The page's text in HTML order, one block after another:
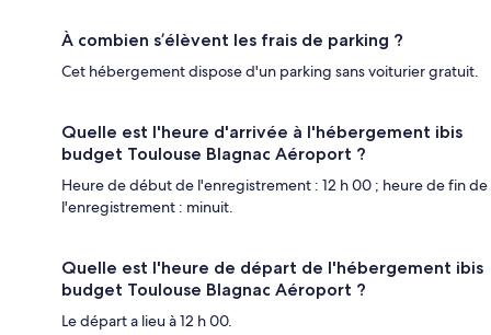
À combien s’élèvent les frais de parking ?
Cet hébergement dispose d'un parking sans voiturier gratuit.
Quelle est l'heure d'arrivée à l'hébergement ibis
budget Toulouse Blagnac Aéroport ?
Heure de début de l'enregistrement : 12 h 00 ; heure de fin de
l'enregistrement : minuit.
Quelle est l'heure de départ de l'hébergement ibis
budget Toulouse Blagnac Aéroport ?
Le départ a lieu à 12 h 00.